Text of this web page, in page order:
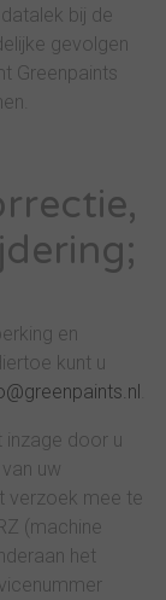
bij de
gevolgen
Greenpaints
en
kunt u
inzage door u
uw
verzoek mee te
(machine
het